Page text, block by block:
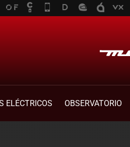
ELÉCTRICOS OBSERVATORIO